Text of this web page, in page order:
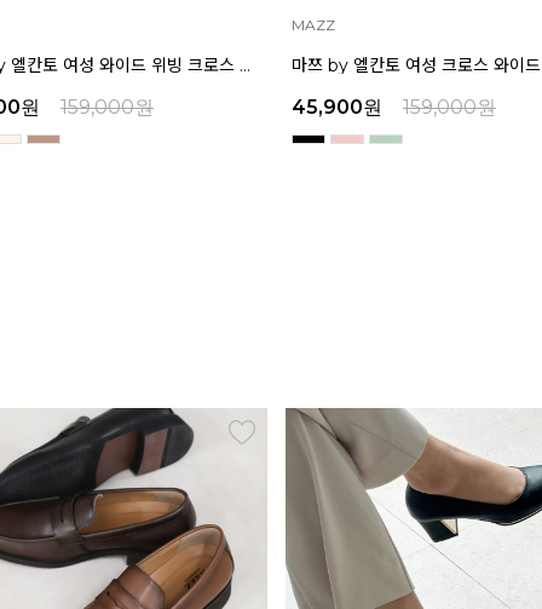
원 159,000원
MAZZ
45,900원 159,000원